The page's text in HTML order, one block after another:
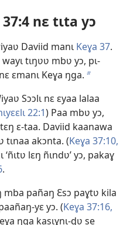
nɛ tɩta yɔ
Daviid manɩ Keɣa 37.
tɩŋʋʋ mbʋ yɔ, pɩ-
ɛmanɩ Keɣa ŋga. b
Sɔɔlɩ nɛ ɛyaa lalaa
22:1) Paa mbʋ yɔ,
ɛ-taa. Daviid kaanawa
tɩnaa akɔnta. (Keɣa 37:10,
‘ñɩtʋ lɛŋ ñɩndʋ’ yɔ, pakaɣ
.
mba pañaŋ Ɛsɔ paɣtʋ kila
yɛ yɔ. (Keɣa 37:16,
ŋga kasɩɣnɩ-ɖʋ se